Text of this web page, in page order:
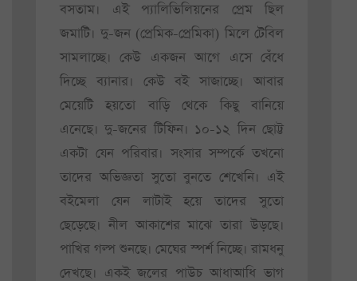
বসতাম। এই প্যালিভিলিয়নের প্রেম ছিল
জমাটি। দু-জন (প্রেমিক-প্রেমিকা) মিলে টেবিল
সামলাচ্ছে। কেউ একজন আগে এসে বেঁধে
দিচ্ছে ব্যানার। কেউ বই সাজাচ্ছে। আবার
মেয়েটি হয়তো বাড়ি থেকে কিছু বানিয়ে
এনেছে। দু-জনের টিফিন। ১০-১২ দিন ছোট্ট
একটা যেন পরিবার। সংসার সম্পর্কে তখনো
তাদের অভিজ্ঞতা সুতো বুনতে শেখেনি। এই
বইমেলা যেন লাটাই হয়ে তাদের সুতো
ছেড়েছে। নীল আকাশের মাঝে তারা উড়ছে।
পাখির গল্প শুনছে। মেঘের স্পর্শ নিচ্ছে। রামধনু
দেখছে। একই জলের পাউচ আধাআধি ভাগ